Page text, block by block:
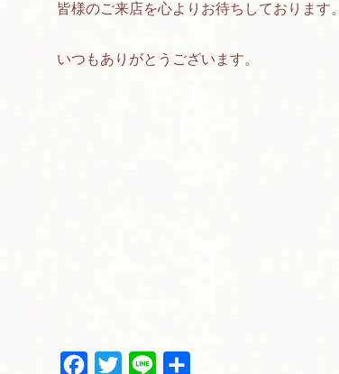
皆様のご来店を心よりお待ちしております。
いつもありがとうございます。